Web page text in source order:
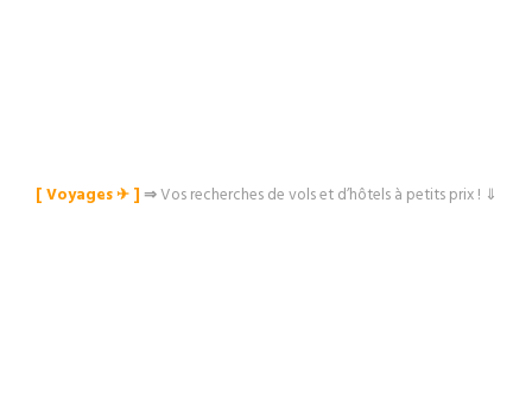
[ Voyages ✈︎ ]⇒Vos recherches de vols et d’hôtels à petits prix ! ⇓